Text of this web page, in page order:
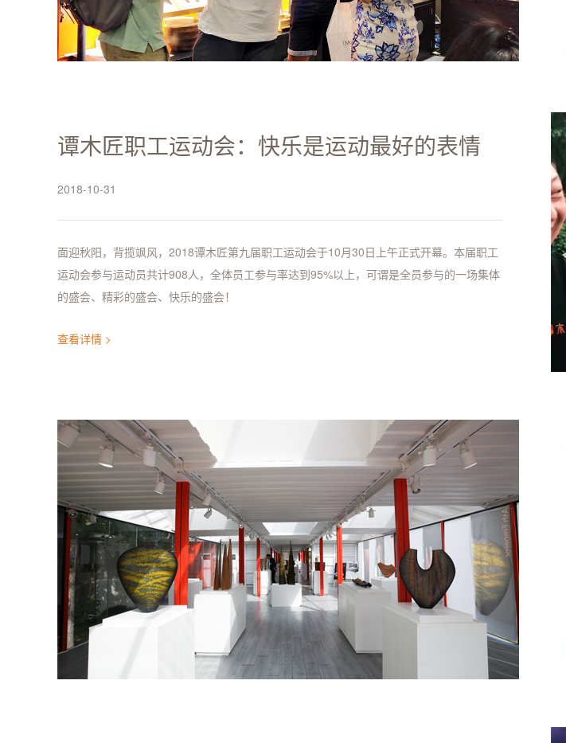
谭木匠职工运动会：快乐是运动最好的表情
2018-10-31
面迎秋阳，背揽飒风，2018谭木匠第九届职工运动会于10月30日上午正式开幕。本届职工
运动会参与运动员共计908人，全体员工参与率达到95%以上，可谓是全员参与的一场集体
的盛会、精彩的盛会、快乐的盛会！
查看详情 >